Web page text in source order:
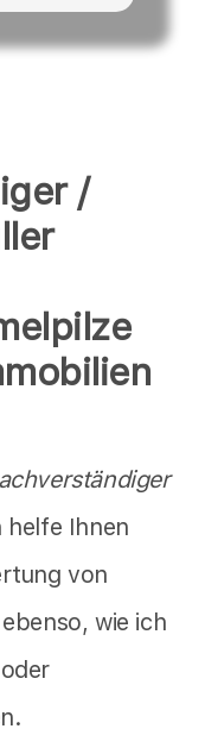
/
helfe Ihnen
von
wie ich